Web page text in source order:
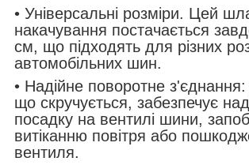
• Універсальні розміри. Цей
накачування постачається
см, що підходять для різних
автомобільних шин.
• Надійне поворотне
що скручується, забезпечує
посадку на вентилі шини,
витіканню повітря або
вентиля.